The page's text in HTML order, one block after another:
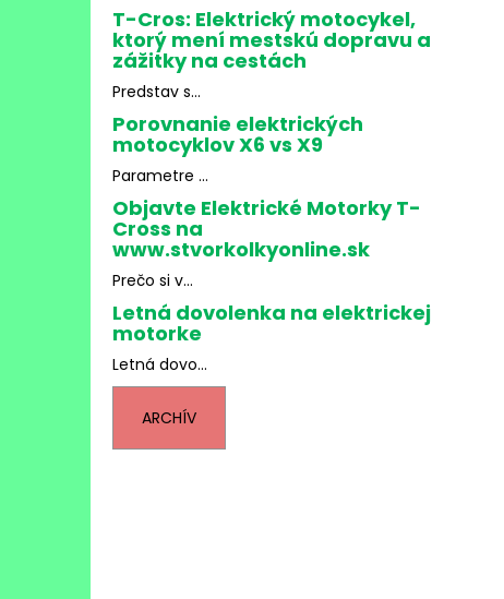
T-Cros: Elektrický motocykel,
ktorý mení mestskú dopravu a
zážitky na cestách
Predstav s...
Porovnanie elektrických
motocyklov X6 vs X9
Parametre ...
Objavte Elektrické Motorky T-
Cross na
www.stvorkolkyonline.sk
Prečo si v...
Letná dovolenka na elektrickej
motorke
Letná dovo...
ARCHÍV